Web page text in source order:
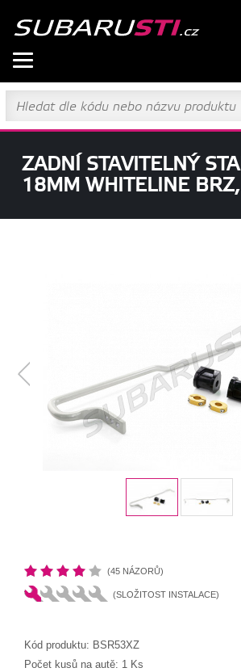
ZADNÍ STAVITELNÝ
18MM WHITELINE
(45 NÁZORŮ)
(SLOŽITOST INSTALACE)
Kód produktu: BSR53XZ
Počet kusů na autě: 1 Ks